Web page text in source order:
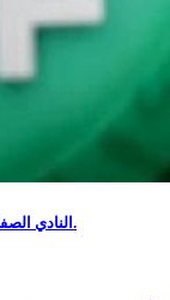
النادي الصفاقسي وجرجيس يتعرّفان على منافسيهما في كأس الكاف.